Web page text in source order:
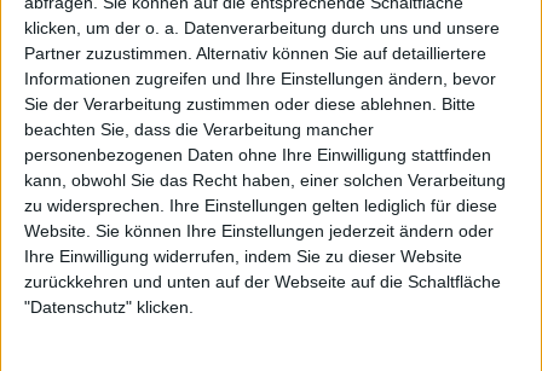
klicken, um der o. a. Datenverarbeitung durch uns und unsere
Partner zuzustimmen. Alternativ können Sie auf detailliertere
Informationen zugreifen und Ihre Einstellungen ändern, bevor
Sie der Verarbeitung zustimmen oder diese ablehnen. Bitte
beachten Sie, dass die Verarbeitung mancher
personenbezogenen Daten ohne Ihre Einwilligung stattfinden
kann, obwohl Sie das Recht haben, einer solchen Verarbeitung
zu widersprechen. Ihre Einstellungen gelten lediglich für diese
Website. Sie können Ihre Einstellungen jederzeit ändern oder
Ihre Einwilligung widerrufen, indem Sie zu dieser Website
zurückkehren und unten auf der Webseite auf die Schaltfläche
"Datenschutz" klicken.
die Emo-Hochphase Mitte der Nullerjahre.
Solltest du unter Selbstmordgedanken leiden oder jemand
den du kennst, kannst du dir bei der Telefonseelsorge
helfen lassen. Du erreichst sie telefonisch unter 0800/111-
0-111 und 0800/111-0-222 oder im Internet auf
www.telefonseelsorge.de. Die Beratung ist anonym und
kostenfrei.